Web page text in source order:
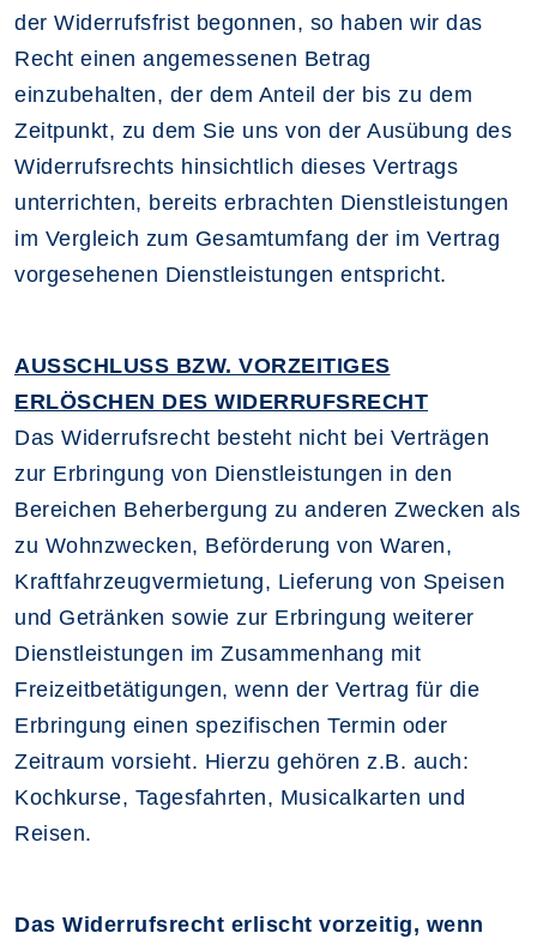
der Widerrufsfrist begonnen, so haben wir das
Recht einen angemessenen Betrag
einzubehalten, der dem Anteil der bis zu dem
Zeitpunkt, zu dem Sie uns von der Ausübung des
Widerrufsrechts hinsichtlich dieses Vertrags
unterrichten, bereits erbrachten Dienstleistungen
im Vergleich zum Gesamtumfang der im Vertrag
vorgesehenen Dienstleistungen entspricht.
AUSSCHLUSS BZW. VORZEITIGES
ERLÖSCHEN DES WIDERRUFSRECHT
Das Widerrufsrecht besteht nicht bei Verträgen
zur Erbringung von Dienstleistungen in den
Bereichen Beherbergung zu anderen Zwecken als
zu Wohnzwecken, Beförderung von Waren,
Kraftfahrzeugvermietung, Lieferung von Speisen
und Getränken sowie zur Erbringung weiterer
Dienstleistungen im Zusammenhang mit
Freizeitbetätigungen, wenn der Vertrag für die
Erbringung einen spezifischen Termin oder
Zeitraum vorsieht. Hierzu gehören z.B. auch:
Kochkurse, Tagesfahrten, Musicalkarten und
Reisen.
Das Widerrufsrecht erlischt vorzeitig, wenn